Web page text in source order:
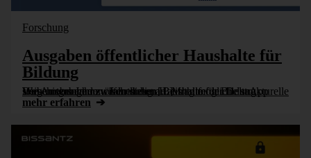
Forschung
Ausgaben öffentlicher Haushalte für
Bildung
Die Ausgaben der öffentlichen Haushalte für Bildung steigen von Jahr zu Jahr stetig an. Mithilfe der DeltaApp Web untersuchen wir in diesem Beitrag mögliche strukturelle Verschiebungen zwischen den [...]
mehr erfahren